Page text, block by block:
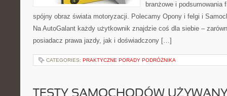
branżowe i podsumowania
spójny obraz świata motoryzacji. Polecamy Opony i felgi i
Na AutoGalant każdy użytkownik znajdzie coś dla siebie –
posiadacz prawa jazdy, jak i doświadczony […]
CATEGORIES: PRAKTYCZNE PORADY PODRÓŻNIKA